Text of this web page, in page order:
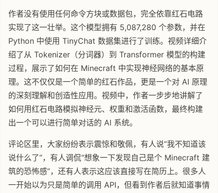
作者没有使用任何命令方块或数据包，完全依靠红石电路
实现了这一壮举。这个模型拥有 5,087,280 个参数，并在
Python 中使用 TinyChat 数据集进行了训练。视频详细介
绍了从 Tokenizer（分词器）到 Transformer 模型的构建
过程，展示了如何在 Minecraft 中实现神经网络的基本原
理。这不仅仅是一个简单的红石作品，更是一个对 AI 原理
的深刻理解和创造性应用。视频中，作者一步步地讲解了
如何用红石电路模拟神经元、权重和激活函数，最终构建
出一个可以进行简单对话的 AI 系统。
评论区里，大家纷纷表示震惊和敬佩，有人说“我不知道该
说什么了”，有人调侃“想象一下发现自己是个 Minecraft 建
筑的恐怖感”，还有人表示这应该直接写在简历上。很多人
一开始以为只是简单的调用 API，但看到作者后就知道事情